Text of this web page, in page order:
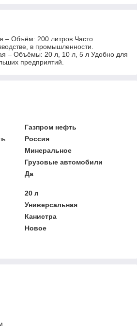
– Объём: 200 литров Часто
в промышленности.
– Объёмы: 20 л, 10 л, 5 л Удобно для
предприятий.
Газпром нефть
Россия
Минеральное
Грузовые автомобили
Да
20 л
Универсальная
Канистра
Новое